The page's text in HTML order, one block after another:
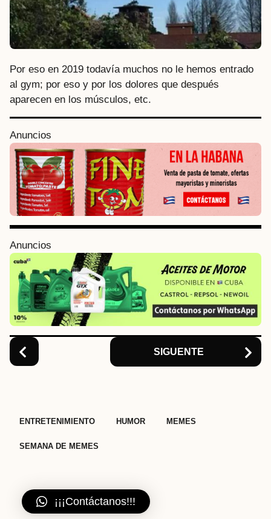
Por eso en 2019 todavía muchos no le hemos entrado
al gym; por eso y por los dolores que después
aparecen en los músculos, etc.
Anuncios
Anuncios
P
o
s
P
a
g
i
n
o
n
SIGUENTE
ENTRETENIMIENTO HUMOR MEMES
SEMANA DE MEMES
¡¡¡Contáctanos!!!